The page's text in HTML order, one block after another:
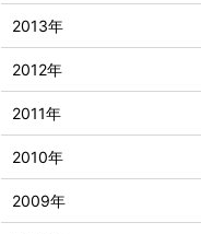
2013年
2012年
2011年
2010年
2009年